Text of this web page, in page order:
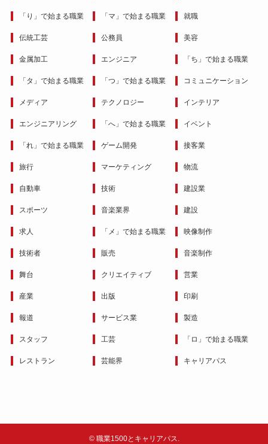
「り」で始まる職業 「マ」で始まる職業 就職
伝統工芸 公務員 美容
金属加工 エンジニア 「ち」で始まる職業
「タ」で始まる職業 「つ」で始まる職業 コミュニケーション
メディア テクノロジー インテリア
エンジニアリング 「へ」で始まる職業 イベント
「れ」で始まる職業 ゲーム開発 接客業
旅行 マーケティング 物流
自動車 技術 建設業
スポーツ 音楽業界 建設
求人 「メ」で始まる職業 映像制作
技術者 販売 音楽制作
舞台 クリエイティブ 営業
産業 出版 印刷
報道 サービス業 製造
スタッフ 工芸 「ロ」で始まる職業
レストラン 芸能界 キャリアパス
©職業1500とキャリアパス.